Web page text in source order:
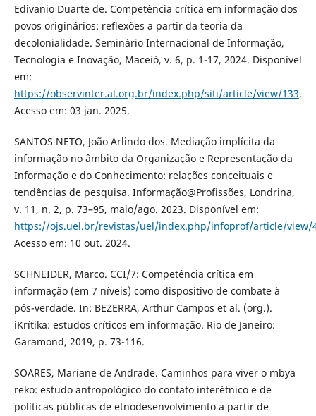
Edivanio Duarte de. Competência crítica em informação dos
povos originários: reflexões a partir da teoria da
decolonialidade. Seminário Internacional de Informação,
Tecnologia e Inovação, Maceió, v. 6, p. 1-17, 2024. Disponível
em:
https://observinter.al.org.br/index.php/siti/article/view/133.
Acesso em: 03 jan. 2025.
SANTOS NETO, João Arlindo dos. Mediação implícita da
informação no âmbito da Organização e Representação da
Informação e do Conhecimento: relações conceituais e
tendências de pesquisa. Informação@Profissões, Londrina,
v. 11, n. 2, p. 73–95, maio/ago. 2023. Disponível em:
https://ojs.uel.br/revistas/uel/index.php/infoprof/article/view/
Acesso em: 10 out. 2024.
SCHNEIDER, Marco. CCI/7: Competência crítica em
informação (em 7 níveis) como dispositivo de combate à
pós-verdade. In: BEZERRA, Arthur Campos et al. (org.).
iKrítika: estudos críticos em informação. Rio de Janeiro:
Garamond, 2019, p. 73-116.
SOARES, Mariane de Andrade. Caminhos para viver o mbya
reko: estudo antropológico do contato interétnico e de
políticas públicas de etnodesenvolvimento a partir de